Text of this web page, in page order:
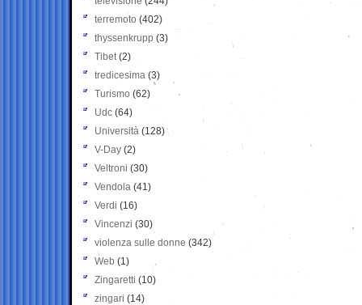
terremoto (402)
thyssenkrupp (3)
Tibet(2)
tredicesima (3)
Turismo (62)
Udc (64)
Università (128)
V-Day (2)
Veltroni (30)
Vendola (41)
Verdi (16)
Vincenzi (30)
violenza sulle donne (342)
Web (1)
Zingaretti (10)
zingari (14)